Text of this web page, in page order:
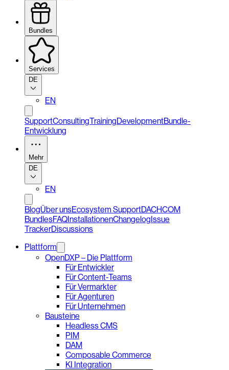
Bundles
Services
DE
EN
SupportConsultingTrainingDevelopmentBundle-
Entwicklung
Mehr
DE
EN
BlogÜber unsEcosystem SupportDACHCOM
BundlesFAQInstallationenChangelogIssue
TrackerDiscussions
Plattform
OpenDXP – Die Plattform
Für Entwickler
Für Content-Teams
Für Vermarkter
Für Agenturen
Für Unternehmen
Bausteine
Headless CMS
PIM
DAM
Composable Commerce
KI Integration